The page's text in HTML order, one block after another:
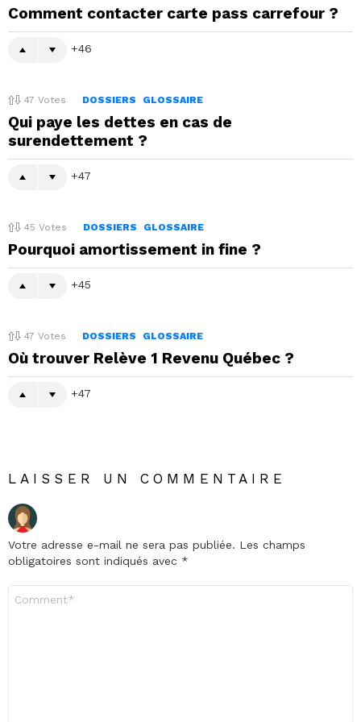
Comment contacter carte pass carrefour ?
46
47 Votes DOSSIERS GLOSSAIRE
Qui paye les dettes en cas de
surendettement ?
47
45 Votes DOSSIERS GLOSSAIRE
Pourquoi amortissement in fine ?
45
47 Votes DOSSIERS GLOSSAIRE
Où trouver Relève 1 Revenu Québec ?
47
LAISSER UN COMMENTAIRE
Votre adresse e-mail ne sera pas publiée. Les champs
obligatoires sont indiqués avec *